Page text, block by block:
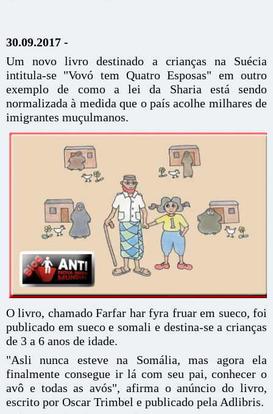
30.09.2017 -
Um novo livro destinado a crianças na Suécia
intitula-se "Vovó tem Quatro Esposas" em outro
exemplo de como a lei da Sharia está sendo
normalizada à medida que o país acolhe milhares de
imigrantes muçulmanos.
O livro, chamado Farfar har fyra fruar em sueco, foi
publicado em sueco e somali e destina-se a crianças
de 3 a 6 anos de idade.
"Asli nunca esteve na Somália, mas agora ela
finalmente consegue ir lá com seu pai, conhecer o
avô e todas as avós", afirma o anúncio do livro,
escrito por Oscar Trimbel e publicado pela Adlibris.